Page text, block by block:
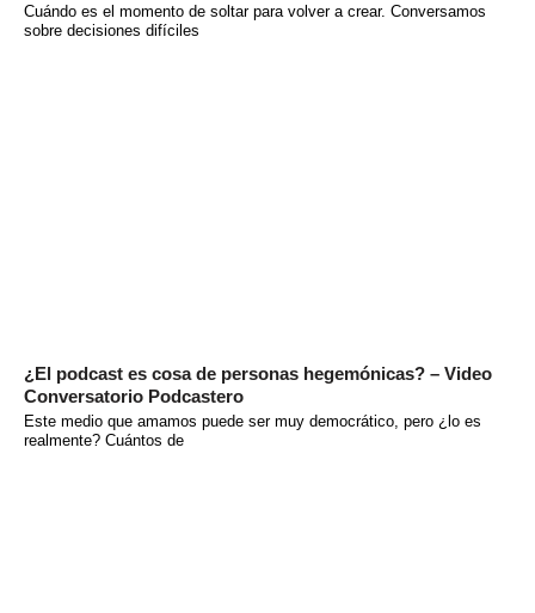
Cuándo es el momento de soltar para volver a crear. Conversamos
sobre decisiones difíciles
¿El podcast es cosa de personas hegemónicas? – Video
Conversatorio Podcastero
Este medio que amamos puede ser muy democrático, pero ¿lo es
realmente? Cuántos de